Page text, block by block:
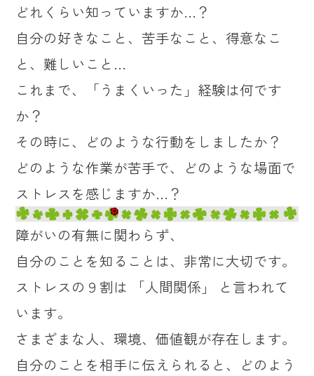
どれくらい知っていますか…？
自分の好きなこと、苦手なこと、得意なこ
と、難しいこと…
これまで、「うまくいった」経験は何です
か？
その時に、どのような行動をしましたか？
どのような作業が苦手で、どのような場面で
ストレスを感じますか…？
障がいの有無に関わらず、
自分のことを知ることは、非常に大切です。
ストレスの９割は 「人間関係」 と言われて
います。
さまざまな人、環境、価値観が存在します。
自分のことを相手に伝えられると、どのよう